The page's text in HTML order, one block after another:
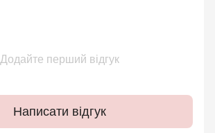
Додайте перший відгук
Написати відгук